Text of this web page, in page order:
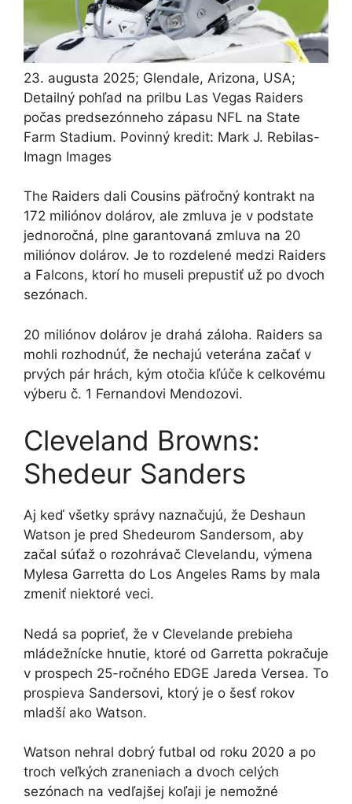
23. augusta 2025; Glendale, Arizona, USA;
Detailný pohľad na prilbu Las Vegas Raiders
počas predsezónneho zápasu NFL na State
Farm Stadium. Povinný kredit: Mark J. Rebilas-
Imagn Images
The Raiders dali Cousins ​​​​päťročný kontrakt na
172 miliónov dolárov, ale zmluva je v podstate
jednoročná, plne garantovaná zmluva na 20
miliónov dolárov. Je to rozdelené medzi Raiders
a Falcons, ktorí ho museli prepustiť už po dvoch
sezónach.
20 miliónov dolárov je drahá záloha. Raiders sa
mohli rozhodnúť, že nechajú veterána začať v
prvých pár hrách, kým otočia kľúče k celkovému
výberu č. 1 Fernandovi Mendozovi.
Cleveland Browns:
Shedeur Sanders
Aj keď všetky správy naznačujú, že Deshaun
Watson je pred Shedeurom Sandersom, aby
začal súťaž o rozohrávač Clevelandu, výmena
Mylesa Garretta do Los Angeles Rams by mala
zmeniť niektoré veci.
Nedá sa poprieť, že v Clevelande prebieha
mládežnícke hnutie, ktoré od Garretta pokračuje
v prospech 25-ročného EDGE Jareda Versea. To
prospieva Sandersovi, ktorý je o šesť rokov
mladší ako Watson.
Watson nehral dobrý futbal od roku 2020 a po
troch veľkých zraneniach a dvoch celých
sezónach na vedľajšej koľaji je nemožné